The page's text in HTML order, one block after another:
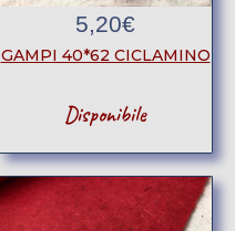
5,20€
GAMPI 40*62 CICLAMINO
Disponibile